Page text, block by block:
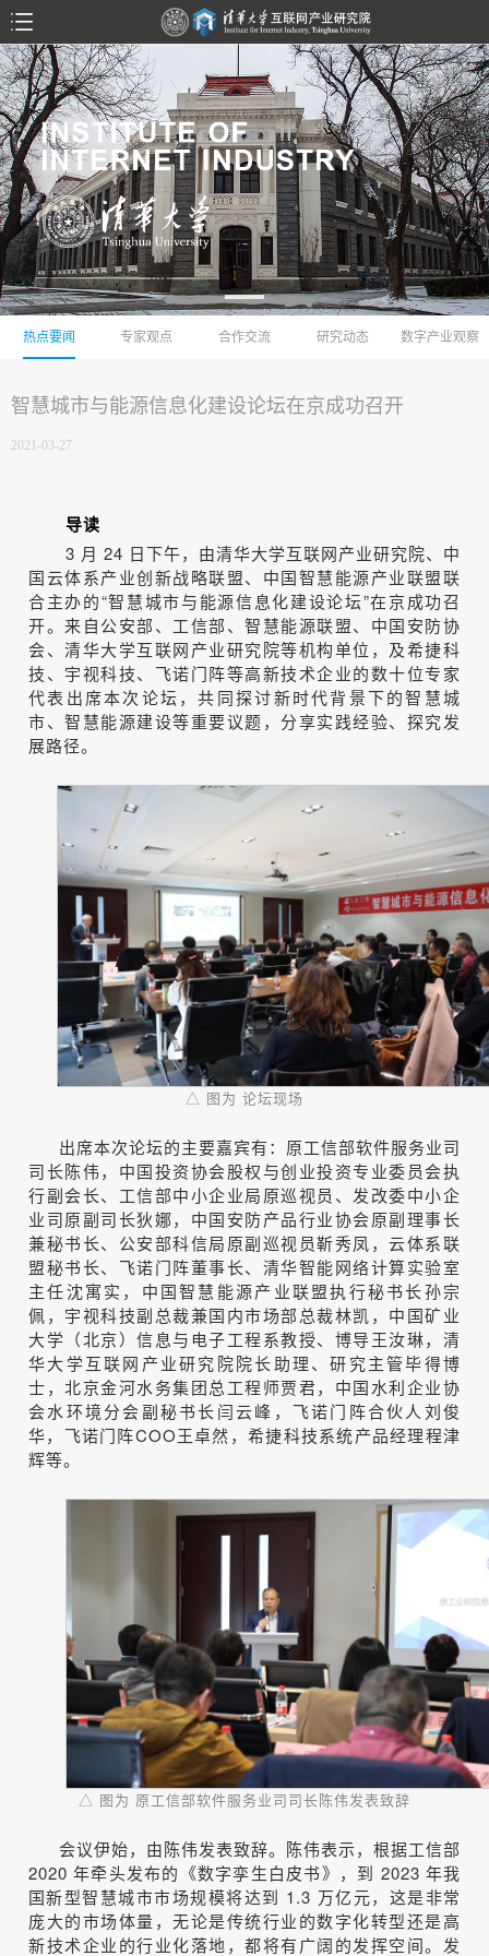
热点要闻 专家观点 合作交流 研究动态 数字产业观察
智慧城市与能源信息化建设论坛在京成功召开
2021-03-27
导读
3 月 24 日下午，由清华大学互联网产业研究院、中
国云体系产业创新战略联盟、中国智慧能源产业联盟联
合主办的“智慧城市与能源信息化建设论坛”在京成功召
开。来自公安部、工信部、智慧能源联盟、中国安防协
会、清华大学互联网产业研究院等机构单位，及希捷科
技、宇视科技、飞诺门阵等高新技术企业的数十位专家
代表出席本次论坛，共同探讨新时代背景下的智慧城
市、智慧能源建设等重要议题，分享实践经验、探究发
展路径。
△ 图为 论坛现场
出席本次论坛的主要嘉宾有：原工信部软件服务业司
司长陈伟，中国投资协会股权与创业投资专业委员会执
行副会长、工信部中小企业局原巡视员、发改委中小企
业司原副司长狄娜，中国安防产品行业协会原副理事长
兼秘书长、公安部科信局原副巡视员靳秀凤，云体系联
盟秘书长、飞诺门阵董事长、清华智能网络计算实验室
主任沈寓实，中国智慧能源产业联盟执行秘书长孙宗
佩，宇视科技副总裁兼国内市场部总裁林凯，中国矿业
大学（北京）信息与电子工程系教授、博导王汝琳，清
华大学互联网产业研究院院长助理、研究主管毕得博
士，北京金河水务集团总工程师贾君，中国水利企业协
会水环境分会副秘书长闫云峰，飞诺门阵合伙人刘俊
华，飞诺门阵COO王卓然，希捷科技系统产品经理程津
辉等。
△ 图为 原工信部软件服务业司司长陈伟发表致辞
会议伊始，由陈伟发表致辞。陈伟表示，根据工信部
2020 年牵头发布的《数字孪生白皮书》，到 2023 年我
国新型智慧城市市场规模将达到 1.3 万亿元，这是非常
庞大的市场体量，无论是传统行业的数字化转型还是高
新技术企业的行业化落地，都将有广阔的发挥空间。发